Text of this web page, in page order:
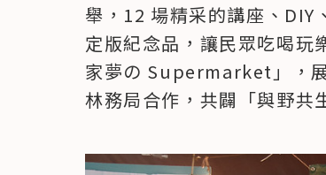
舉，12 場精采的講座、DIY
定版紀念品，讓民眾吃喝玩
家夢の Supermarket」，
林務局合作，共闢「與野共